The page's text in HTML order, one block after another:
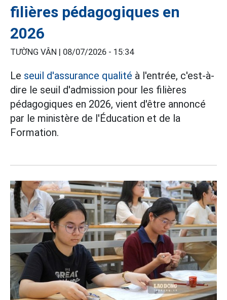
filières pédagogiques en
2026
TƯỜNG VÂN | 08/07/2026 - 15:34
Le seuil d'assurance qualité à l'entrée, c'est-à-
dire le seuil d'admission pour les filières
pédagogiques en 2026, vient d'être annoncé
par le ministère de l'Éducation et de la
Formation.